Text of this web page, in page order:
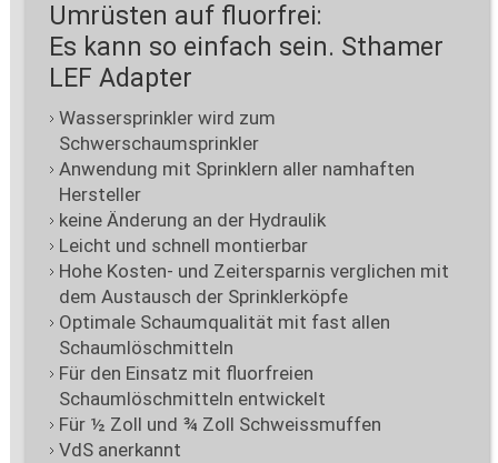
Umrüsten auf fluorfrei:
Es kann so einfach sein. Sthamer
LEF Adapter
Wassersprinkler wird zum
Schwerschaumsprinkler
Anwendung mit Sprinklern aller namhaften
Hersteller
keine Änderung an der Hydraulik
Leicht und schnell montierbar
Hohe Kosten- und Zeitersparnis verglichen mit
dem Austausch der Sprinklerköpfe
Optimale Schaumqualität mit fast allen
Schaumlöschmitteln
Für den Einsatz mit fluorfreien
Schaumlöschmitteln entwickelt
Für ½ Zoll und ¾ Zoll Schweissmuffen
VdS anerkannt